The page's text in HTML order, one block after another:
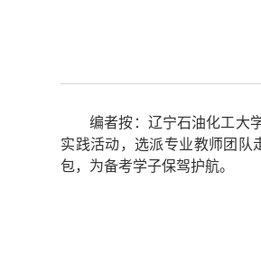
编者按：辽宁石油化工大
实践活动，选派专业教师团
包，为备考学子保驾护航。